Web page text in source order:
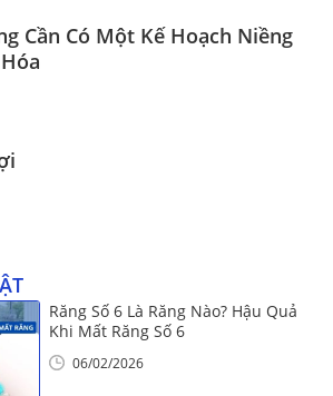
Cần Có Một Kế Hoạch Niềng
Răng Số 6 Là Răng Nào? Hậu Quả
Khi Mất Răng Số 6
06/02/2026